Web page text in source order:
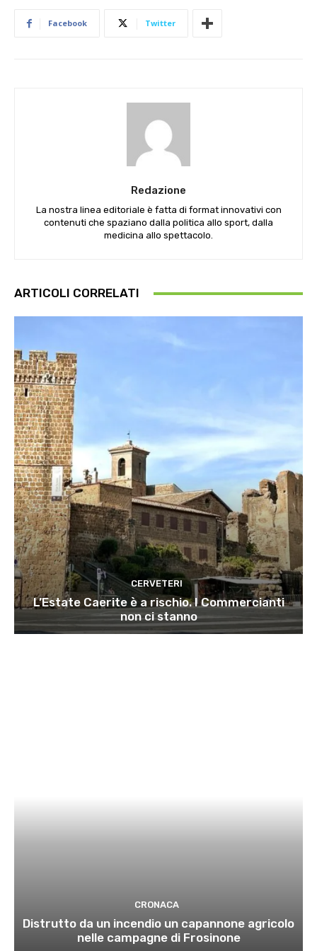
Facebook Twitter
Redazione
La nostra linea editoriale è fatta di format innovativi con
contenuti che spaziano dalla politica allo sport, dalla
medicina allo spettacolo.
ARTICOLI CORRELATI
CERVETERI
L’Estate Caerite è a rischio. I Commercianti
non ci stanno
CRONACA
Distrutto da un incendio un capannone agricolo
nelle campagne di Frosinone